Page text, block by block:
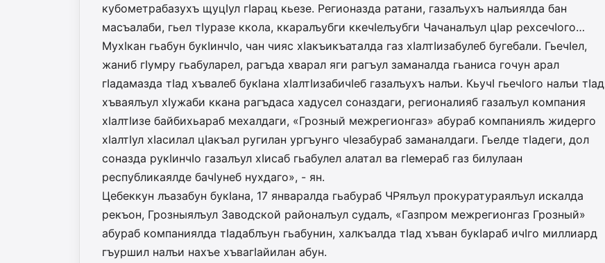
кубометрабазухъ щуцIул гIарац кьезе. Регионазда ратани, газалъухъ налъиялда бан
масъалаби, гьел тIуразе ккола, ккаралъубги ккечIелъубги Чачана­лъул цIар рехсечIого…
МухIкан гьабун букIинчIо, чан чияс хIакъикъаталда газ хIалтIизабулеб бугебали. Гье­чIел,
жаниб гIумру гьабуларел, рагъ­да хварал яги рагъул заманалда гьа­ниса гочун арал
гIадамазда тIад хъвалеб букIана хIалтIизабичIеб газа­лъухъ налъи. КьучI гьечIого налъи тIад
хъваялъул хIужаби ккана рагъдаса хадусел соназдаги, регионалияб газалъул компания
хIалтIизе байбихьараб мехалдаги, «Грозный межрегионгаз» абураб компаниялъ жидерго
хIалтIул хIасилал цIакъал ругилан ургъунго чIезабураб заманалдаги. Гьелде тIадеги, дол
соназда рукIинчIо газалъул хIисаб гьабулел алатал ва гIемераб газ билулаан
республикаялде бачIунеб нухдаго», - ян.
Цебеккун лъазабун букIана, 17 январалда гьабураб ЧРялъул прокуратураялъул искалда
рекъон, Грозныялъул Заводской районалъу­л судалъ, «Газпром межрегионгаз Грозный»
абураб компаниялда тIадаблъун гьабунин, халкъалда тIад хъван букIараб ичIго миллиард
гъуршил налъи нахъе хъвагIайилан абун.